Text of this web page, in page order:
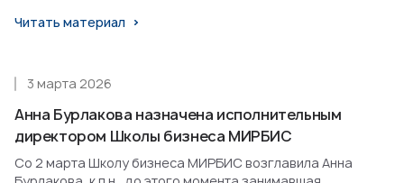
Читать материал
Анна Бурлакова назначена исполнительным
директором Школы бизнеса МИРБИС
3 марта 2026
Со 2 марта Школу бизнеса МИРБИС возглавила Анна